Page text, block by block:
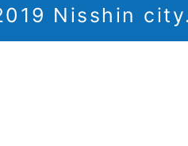
Nisshin